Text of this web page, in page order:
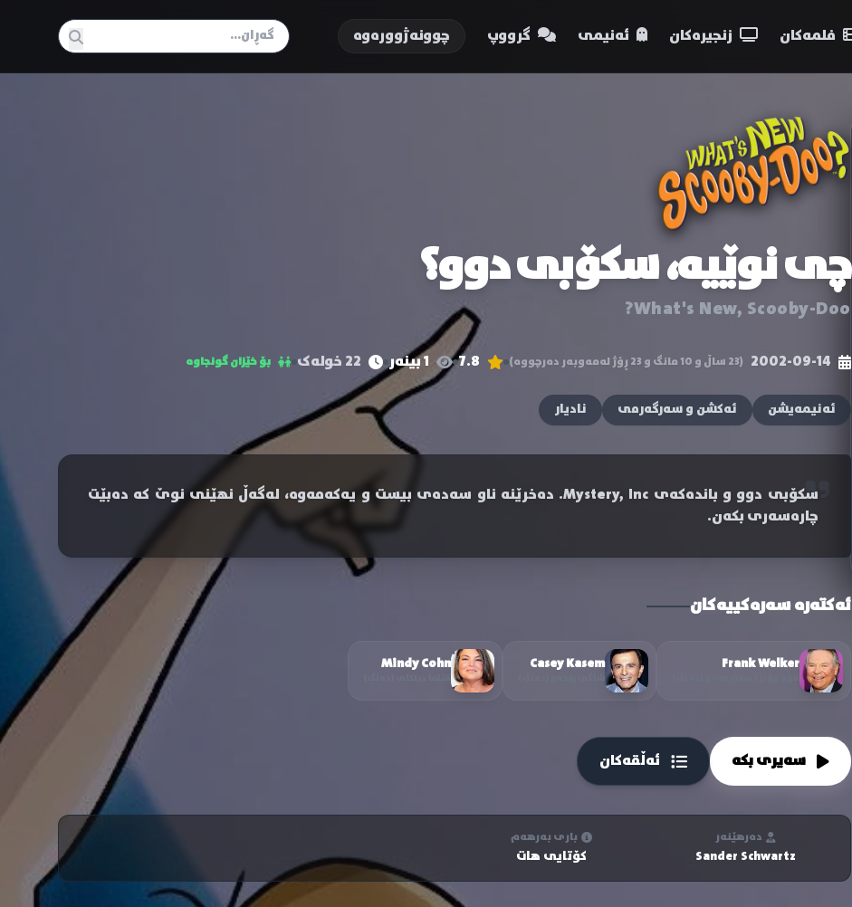
فلمەکان زنجیرەکان ئەنیمی گرووپ چوونەژوورەوە
چی نوێیە، سکۆبی دوو؟
What's New, Scooby-Doo?
2002-09-14 (23 ساڵ و 10 مانگ و 23 ڕۆژ لەمەوبەر دەرچووە) 7.8 1 بینەر 22 خولەک بۆ خێزان گونجاوە
ئەنیمەیشن ئەکشن و سەرگەرمی نادیار
سکۆبی دوو و باندەکەی Mystery, Inc. دەخرێنە ناو سەدەی بیست و یەکەمەوە، لەگەڵ نهێنی نوێ کە دەبێت
چارەسەری بکەن.
ئەکتەرە سەرەکییەکان
Frank Welker
Casey Kasem
Mindy Cohn
سەیری بکە ئەڵقەکان
دەرهێنەر
Sander Schwartz
باری بەرهەم
کۆتایی هات